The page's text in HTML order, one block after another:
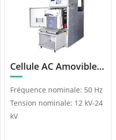
Cellule AC Amovible Blindée KYN28 – 24 (Z)
Fréquence nominale: 50 Hz
Tension nominale: 12 kV-24
kV